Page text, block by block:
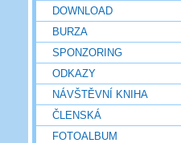
DOWNLOAD
BURZA
SPONZORING
ODKAZY
NÁVŠTĚVNÍ KNIHA
ČLENSKÁ
FOTOALBUM